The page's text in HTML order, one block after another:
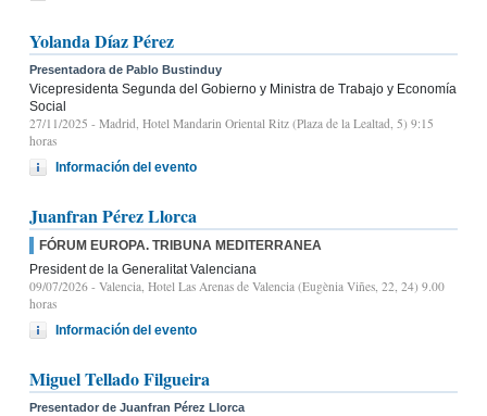
Yolanda Díaz Pérez
Presentadora de Pablo Bustinduy
Vicepresidenta Segunda del Gobierno y Ministra de Trabajo y Economía
Social
27/11/2025 - Madrid, Hotel Mandarin Oriental Ritz (Plaza de la Lealtad, 5) 9:15
horas
Información del evento
Juanfran Pérez Llorca
FÓRUM EUROPA. TRIBUNA MEDITERRANEA
President de la Generalitat Valenciana
09/07/2026 - Valencia, Hotel Las Arenas de Valencia (Eugènia Viñes, 22, 24) 9.00
horas
Información del evento
Miguel Tellado Filgueira
Presentador de Juanfran Pérez Llorca